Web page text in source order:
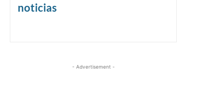
noticias
- Advertisement -